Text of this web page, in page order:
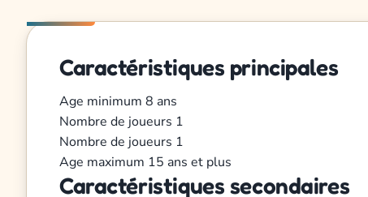
Caractéristiques principales
Age minimum 8 ans
Nombre de joueurs 1
Nombre de joueurs 1
Age maximum 15 ans et plus
Caractéristiques secondaires